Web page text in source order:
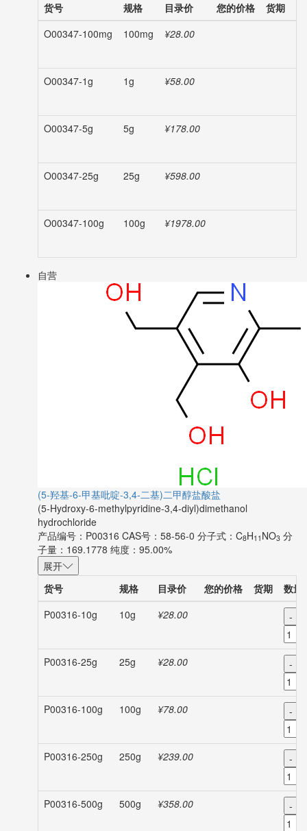
货号
规格 目录价 您的价格 货期
O00347-100mg
100mg ¥28.00
O00347-1g 1g ¥58.00
O00347-5g 5g ¥178.00
O00347-25g 25g ¥598.00
O00347-100g 100g ¥1978.00
自营
(5-羟基-6-甲基吡啶-3,4-二基)二甲醇盐酸盐
(5-Hydroxy-6-methylpyridine-3,4-diyl)dimethanol
hydrochloride
产品编号：P00316 CAS号：58-56-0 分子式：C8H11 NO3 分
子量：169.1778 纯度：95.00%
展开
货号
规格 目录价 您的价格 货期
数量
P00316-10g
10g ¥28.00 -
P00316-25g 25g ¥28.00 -
P00316-100g 100g ¥78.00 -
P00316-250g 250g ¥239.00 -
P00316-500g 500g ¥358.00 -